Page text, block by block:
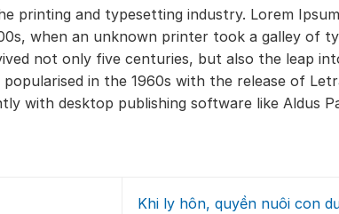
printing and typesetting industry. Lorem
when an unknown printer took a galley of
not only five centuries, but also the leap
in the 1960s with the release of
with desktop publishing software like Aldus
Khi ly hôn, quyền nuôi con